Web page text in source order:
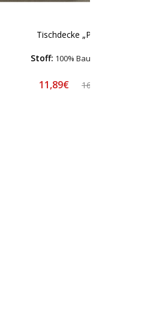
Tischdecke „Picnic“
Stoff: 100% Baumwolle
11,89€ 16,99€